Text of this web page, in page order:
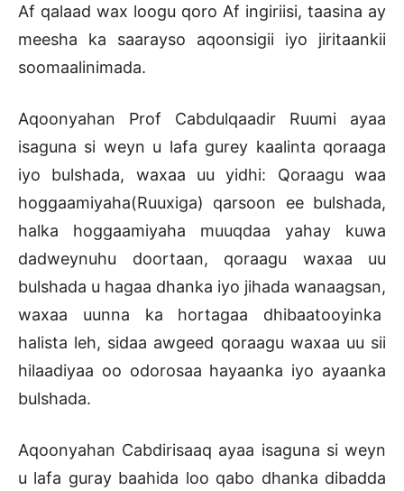
Af qalaad wax loogu qoro Af ingiriisi, taasina ay
meesha ka saarayso aqoonsigii iyo jiritaankii
soomaalinimada.
Aqoonyahan Prof Cabdulqaadir Ruumi ayaa
isaguna si weyn u lafa gurey kaalinta qoraaga
iyo bulshada, waxaa uu yidhi: Qoraagu waa
hoggaamiyaha(Ruuxiga) qarsoon ee bulshada,
halka hoggaamiyaha muuqdaa yahay kuwa
dadweynuhu doortaan, qoraagu waxaa uu
bulshada u hagaa dhanka iyo jihada wanaagsan,
waxaa uunna ka hortagaa dhibaatooyinka
halista leh, sidaa awgeed qoraagu waxaa uu sii
hilaadiyaa oo odorosaa hayaanka iyo ayaanka
bulshada.
Aqoonyahan Cabdirisaaq ayaa isaguna si weyn
u lafa guray baahida loo qabo dhanka dibadda